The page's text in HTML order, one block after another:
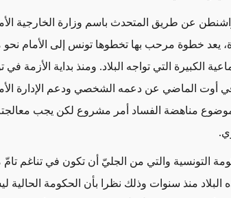
عن طريق المتحدث باسم وزارة الخارجية
يعد خطوة مرحب بها تخطوها تونس إلى الأمام نحو
الكبيرة التي تواجه البلاد. ومنذ بداية الأزمة
أوت الماضي عن دعمه الشخصي ودعم الإدارة
مناهضة الفساد أمر مشروع لكن يجب
.
التونسية والتي من الجليّ أن تكون في تناغم
منذ سنوات وذلك نظرا بأن الحكومة الحالية